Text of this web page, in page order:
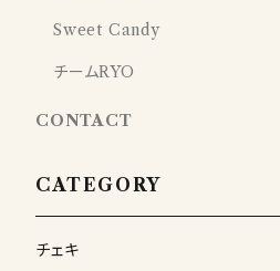
Sweet Candy
チームRYO
CONTACT
CATEGORY
チェキ